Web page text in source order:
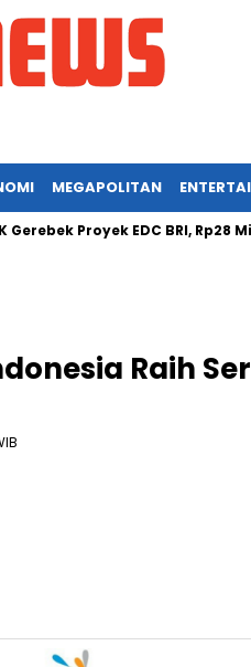
MEGAPOLITAN
Proyek EDC BRI, Rp28
Raih